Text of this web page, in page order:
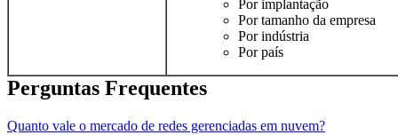
Por implantação
Por tamanho da empresa
Por indústria
Por país
Perguntas Frequentes
Quanto vale o mercado de redes gerenciadas em nuvem?